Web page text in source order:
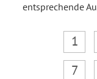
entsprechende
1
7